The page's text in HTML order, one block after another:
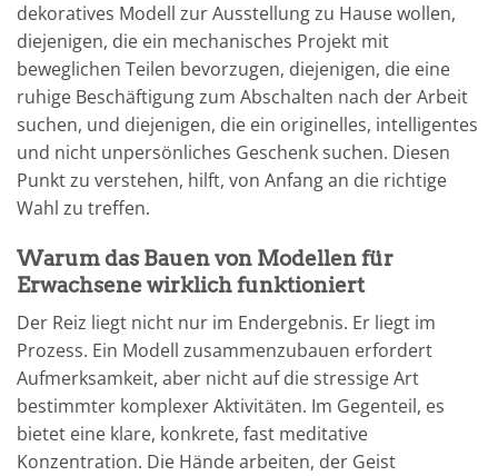
dekoratives Modell zur Ausstellung zu Hause wollen,
diejenigen, die ein mechanisches Projekt mit
beweglichen Teilen bevorzugen, diejenigen, die eine
ruhige Beschäftigung zum Abschalten nach der Arbeit
suchen, und diejenigen, die ein originelles, intelligentes
und nicht unpersönliches Geschenk suchen. Diesen
Punkt zu verstehen, hilft, von Anfang an die richtige
Wahl zu treffen.
Warum das Bauen von Modellen für
Erwachsene wirklich funktioniert
Der Reiz liegt nicht nur im Endergebnis. Er liegt im
Prozess. Ein Modell zusammenzubauen erfordert
Aufmerksamkeit, aber nicht auf die stressige Art
bestimmter komplexer Aktivitäten. Im Gegenteil, es
bietet eine klare, konkrete, fast meditative
Konzentration. Die Hände arbeiten, der Geist